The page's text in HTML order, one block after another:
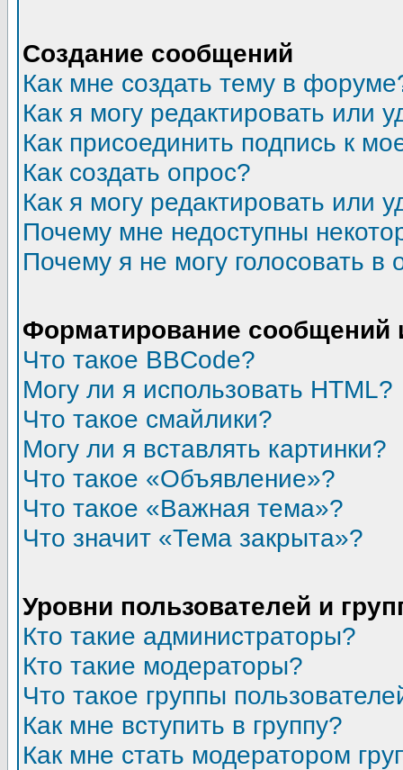
Создание сообщений
Как мне создать тему в
Как я могу редактировать или
Как присоединить подпись к
Как создать опрос?
Как я могу редактировать или
Почему мне недоступны
Почему я не могу голосовать в
Форматирование сообщений
Что такое BBCode?
Могу ли я использовать HTML?
Что такое смайлики?
Могу ли я вставлять картинки?
Что такое «Объявление»?
Что такое «Важная тема»?
Что значит «Тема закрыта»?
Уровни пользователей и
Кто такие администраторы?
Кто такие модераторы?
Что такое группы
Как мне вступить в группу?
Как мне стать модератором